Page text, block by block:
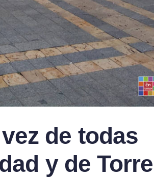
de todas
y de Torre